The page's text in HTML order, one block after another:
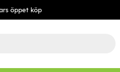
öppet köp